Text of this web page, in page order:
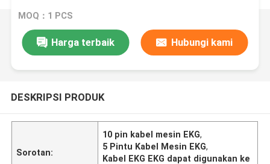
MOQ：1 PCS
Harga terbaik Hubungi kami
DESKRIPSI PRODUK
Sorotan:
10 pin kabel mesin EKG,
5 Pintu Kabel Mesin EKG,
Kabel EKG EKG dapat digunakan ke